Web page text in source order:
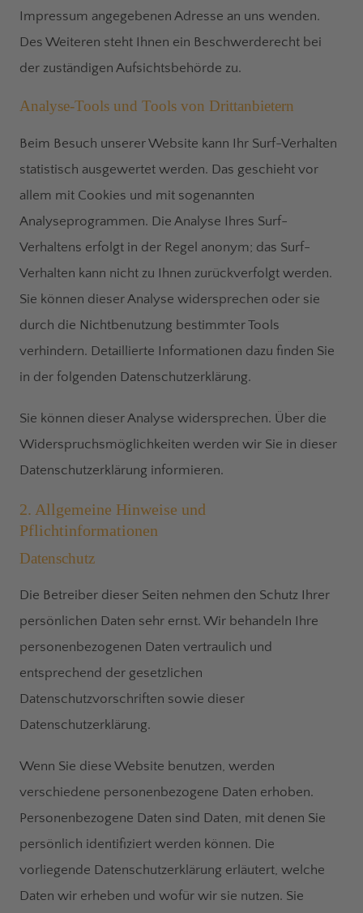
Impressum angegebenen Adresse an uns wenden.
Des Weiteren steht Ihnen ein Beschwerderecht bei
der zuständigen Aufsichtsbehörde zu.
Analyse-Tools und Tools von Drittanbietern
Beim Besuch unserer Website kann Ihr Surf-Verhalten
statistisch ausgewertet werden. Das geschieht vor
allem mit Cookies und mit sogenannten
Analyseprogrammen. Die Analyse Ihres Surf-
Verhaltens erfolgt in der Regel anonym; das Surf-
Verhalten kann nicht zu Ihnen zurückverfolgt werden.
Sie können dieser Analyse widersprechen oder sie
durch die Nichtbenutzung bestimmter Tools
verhindern. Detaillierte Informationen dazu finden Sie
in der folgenden Datenschutzerklärung.
Sie können dieser Analyse widersprechen. Über die
Widerspruchsmöglichkeiten werden wir Sie in dieser
Datenschutzerklärung informieren.
2. Allgemeine Hinweise und
Pflichtinformationen
Datenschutz
Die Betreiber dieser Seiten nehmen den Schutz Ihrer
persönlichen Daten sehr ernst. Wir behandeln Ihre
personenbezogenen Daten vertraulich und
entsprechend der gesetzlichen
Datenschutzvorschriften sowie dieser
Datenschutzerklärung.
Wenn Sie diese Website benutzen, werden
verschiedene personenbezogene Daten erhoben.
Personenbezogene Daten sind Daten, mit denen Sie
persönlich identifiziert werden können. Die
vorliegende Datenschutzerklärung erläutert, welche
Daten wir erheben und wofür wir sie nutzen. Sie